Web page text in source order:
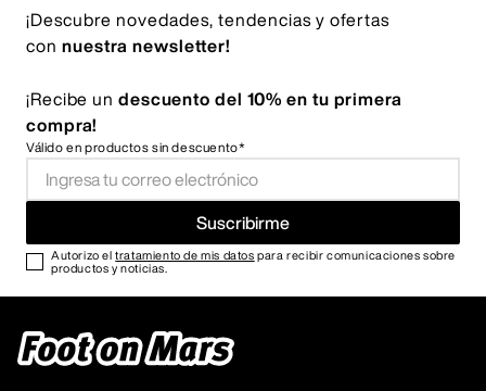
¡Descubre novedades, tendencias y ofertas
con nuestra newsletter!
¡Recibe un descuento del 10% en tu primera
compra!
Válido en productos sin descuento*
Suscribirme
Autorizo eltratamiento de mis datos para recibir comunicaciones sobre
productos y noticias.